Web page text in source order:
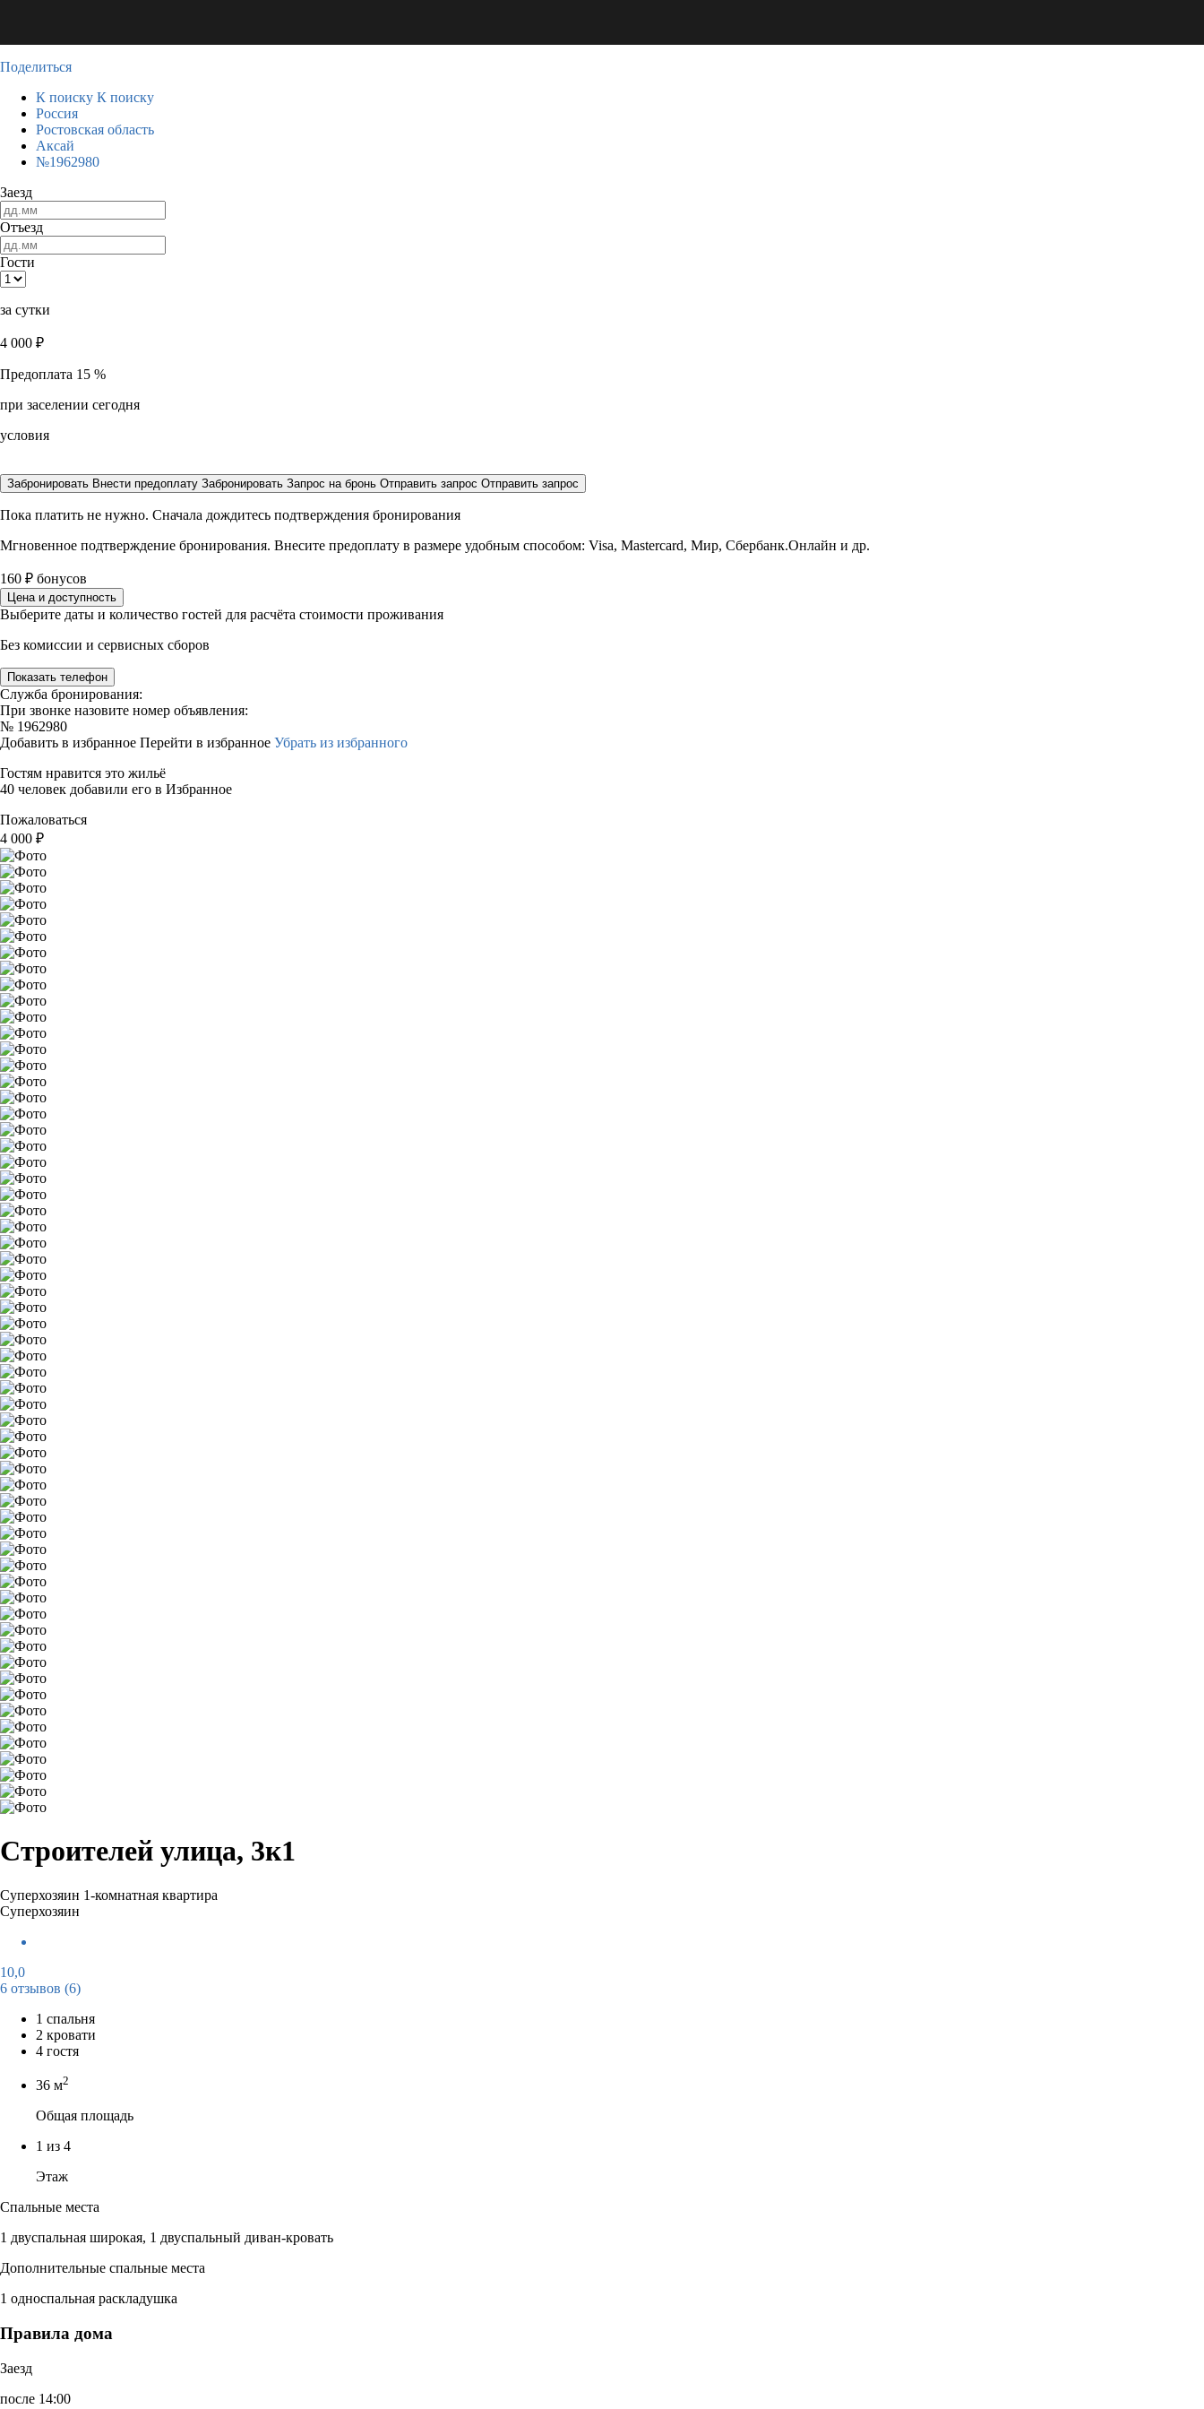
Поделиться
К поиску К поиску
Россия
Ростовская область
Аксай
№1962980
Заезд
Отъезд
Гости
за сутки
4 000 ₽
Предоплата 15 %
при заселении сегодня
условия
Забронировать Внести предоплату Забронировать Запрос на бронь Отправить запрос Отправить запрос
Пока платить не нужно. Сначала дождитесь подтверждения бронирования
Мгновенное подтверждение бронирования. Внесите предоплату в размере удобным способом: Visa, Mastercard, Мир, Сбербанк.Онлайн и др.
160 ₽ бонусов
Цена и доступность
Выберите даты и количество гостей для расчёта стоимости проживания
Без комиссии и сервисных сборов
Показать телефон
Служба бронирования:
При звонке назовите номер объявления:
№ 1962980
Добавить в избранное Перейти в избранное Убрать из избранного
Гостям нравится это жильё
40 человек добавили его в Избранное
Пожаловаться
4 000 ₽
Строителей улица, 3к1
Суперхозяин 1-комнатная квартира
Суперхозяин
10,0
6 отзывов (6)
1 спальня
2 кровати
4 гостя
36 м2
Общая площадь
1 из 4
Этаж
Спальные места
1 двуспальная широкая, 1 двуспальный диван-кровать
Дополнительные спальные места
1 односпальная раскладушка
Правила дома
Заезд
после 14:00